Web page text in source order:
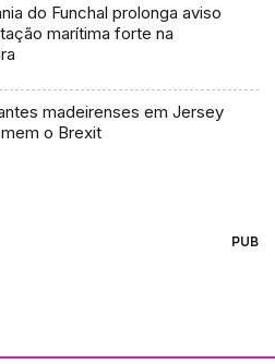
do Funchal prolonga aviso
marítima forte na
madeirenses em Jersey
o Brexit
PUB